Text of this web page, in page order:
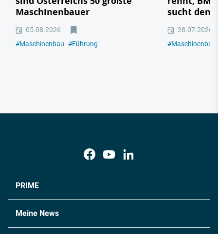
Maschinenbauer
05.08.2026
#Maschinenbau #Führung
sucht den
28.07.2026
#Maschinenbau
PRIME
Meine News